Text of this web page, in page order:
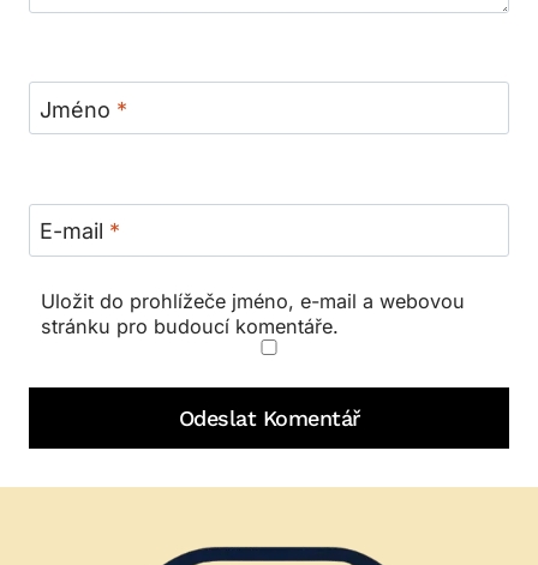
Jméno *
E-mail *
Uložit do prohlížeče jméno, e-mail a webovou
stránku pro budoucí komentáře.